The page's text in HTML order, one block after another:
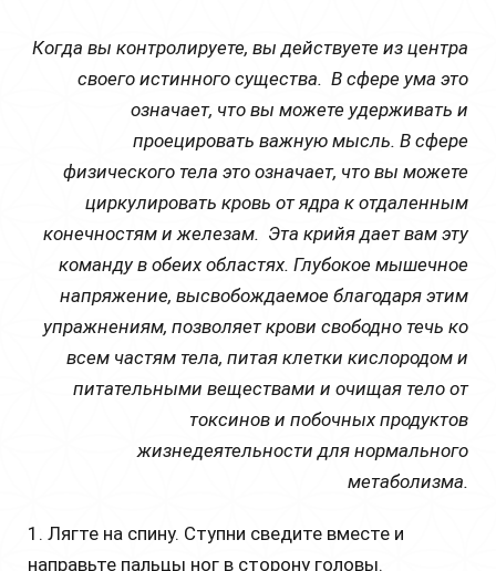
Когда вы контролируете, вы действуете из центра
своего истинного существа. В сфере ума это
означает, что вы можете удерживать и
проецировать важную мысль. В сфере
физического тела это означает, что вы можете
циркулировать кровь от ядра к отдаленным
конечностям и железам. Эта крийя дает вам эту
команду в обеих областях. Глубокое мышечное
напряжение, высвобождаемое благодаря этим
упражнениям, позволяет крови свободно течь ко
всем частям тела, питая клетки кислородом и
питательными веществами и очищая тело от
токсинов и побочных продуктов
жизнедеятельности для нормального
метаболизма.
1. Лягте на спину. Ступни сведите вместе и
направьте пальцы ног в сторону головы.